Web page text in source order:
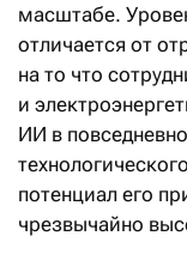
масштабе.
отличается от
на то что
и
ИИ в
потенциал его
чрезвычайно